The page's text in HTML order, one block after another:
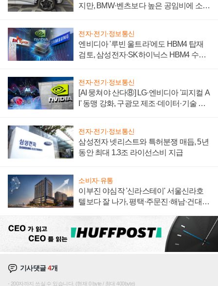
지만, BMW·벤츠보다 높은 공임비에 소비
전자·전기·정보통신
엔비디아 '루빈 울트라'에도 HBM4 탑재
검토, 삼성전자·SK하이닉스 HBM4 수율
전자·전기·정보통신
[AI 뭉쳐야 산다⑧] LG·엔비디아 '피지컬 A
I' 동맹 강화, 구광모 제조·데이터·기술 결
전자·전기·정보통신
삼성전자 넷리스트와 특허분쟁 매듭, 5년
동안 최대 1.3조 라이선스비 지급
소비자·유통
이부진 야심작 '신라스테이' 서울신라호
텔보다 잘 나가, 평택·주문진·해남·건대로
기사댓글4개
200자까지 쓰실 수 있습니다. (현재 0 byte / 최대 400byte)